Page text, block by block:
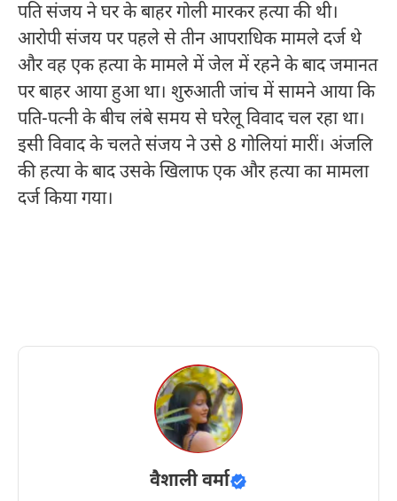
पति संजय ने घर के बाहर गोली मारकर हत्या की थी।
आरोपी संजय पर पहले से तीन आपराधिक मामले दर्ज थे
और वह एक हत्या के मामले में जेल में रहने के बाद जमानत
पर बाहर आया हुआ था। शुरुआती जांच में सामने आया कि
पति-पत्नी के बीच लंबे समय से घरेलू विवाद चल रहा था।
इसी विवाद के चलते संजय ने उसे 8 गोलियां मारीं। अंजलि
की हत्या के बाद उसके खिलाफ एक और हत्या का मामला
दर्ज किया गया।
वैशाली वर्मा